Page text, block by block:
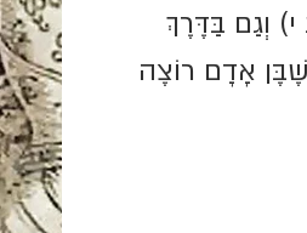
וְגַם בַּדֶּרֶךְ
אָדָם רוֹצֶה